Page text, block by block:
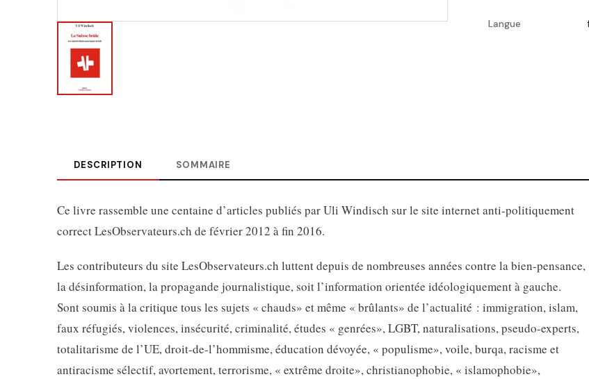
Langue
DESCRIPTION SOMMAIRE
Ce livre rassemble une centaine d’articles publiés par Uli Windisch sur le site internet anti-politiquement
correct LesObservateurs.ch de février 2012 à fin 2016.
Les contributeurs du site LesObservateurs.ch luttent depuis de nombreuses années contre la bien-pensance,
la désinformation, la propagande journalistique, soit l’information orientée idéologiquement à gauche.
Sont soumis à la critique tous les sujets « chauds» et même « brûlants» de l’actualité : immigration, islam,
faux réfugiés, violences, insécurité, criminalité, études « genrées», LGBT, naturalisations, pseudo-experts,
totalitarisme de l’UE, droit-de-l’hommisme, éducation dévoyée, « populisme», voile, burqa, racisme et
antiracisme sélectif, avortement, terrorisme, « extrême droite», christianophobie, « islamophobie»,